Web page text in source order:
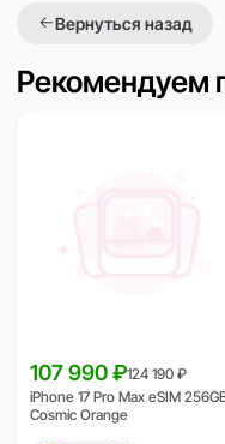
Вернуться назад
Рекомендуем
107 990 ₽124 190 ₽
iPhone 17 Pro Max eSIM
Cosmic Orange